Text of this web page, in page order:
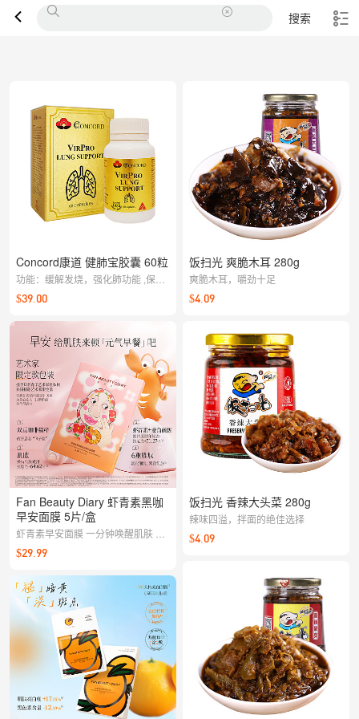
搜索
Concord康道 健肺宝胶囊 60粒
功能：缓解发烧，强化肺功能 ,保健
及提高免疫力
$39.00
Fan Beauty Diary 虾青素黑咖
早安面膜 5片/盒
虾青素早安面膜 一分钟唤醒肌肤 祛
黄提亮 赶走倦容
$29.99
饭扫光 爽脆木耳 280g
爽脆木耳，嚼劲十足
$4.09
饭扫光 香辣大头菜 280g
辣味四溢，拌面的绝佳选择
$4.09